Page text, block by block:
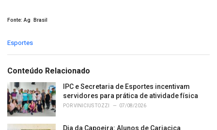
Fonte: Ag Brasil
C
e
o
r
i
e
Esportes
Conteúdo Relacionado
IPC e Secretaria de Esportes incentivam
servidores para prática de atividade física
PORVINICIUS TOZZI 07/08/2026
Dia da Capoeira: Alunos de Cariacica